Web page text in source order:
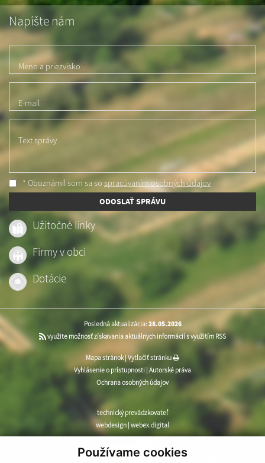
Používame cookies
Napíšte nám
Meno a priezvisko*
E-mail *
Text správy
* Oboznámil som sa sospracúvaním osobných údajov
ODOSLAŤ SPRÁVU
Užitočné linky
Firmy v obci
Dotácie
Posledná aktualizácia: 28.05.2026
využite možnosť získavania aktuálnych informácií s využitím RSS
Mapa stránok|Vytlačiť stránku
Vyhlásenie o prístupnosti | Autorské práva
Ochrana osobných údajov
technický prevádzkovateľ
webdesign | webex.digital
CMS systém (redakčný) systém ECHELON 2
webhosting ,webex.digital, domény,registrácia domény